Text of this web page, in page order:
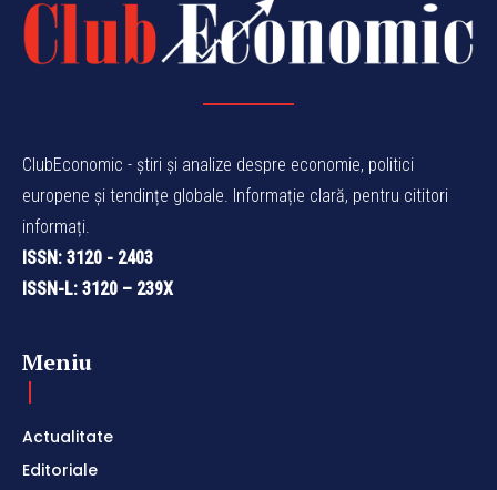
ClubEconomic - știri și analize despre economie, politici
europene și tendințe globale. Informație clară, pentru cititori
informați.
ISSN: 3120 - 2403
ISSN-L: 3120 – 239X
Meniu
Actualitate
Editoriale